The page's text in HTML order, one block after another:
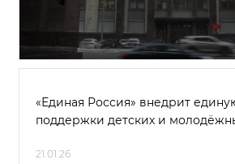
«Единая Россия» внедрит
поддержки детских и
21.01.26